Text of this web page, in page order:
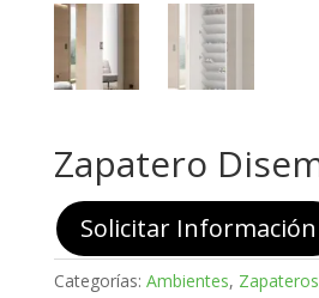
Zapatero
Solicitar Información
Categorías: Ambientes, Zapateros